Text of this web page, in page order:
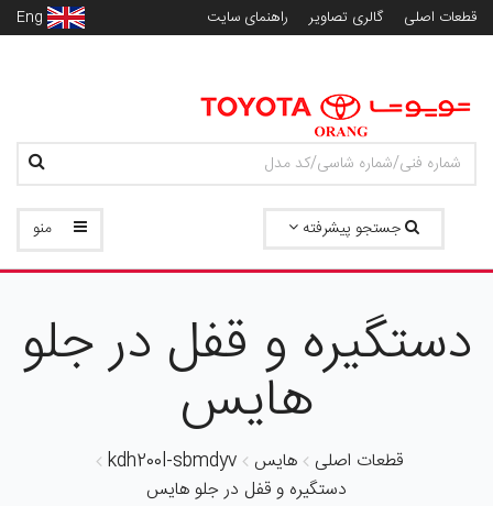
قطعات اصلی گالری تصاویر راهنمای سایت
جستجو پیشرفته منو
دستگیره و قفل در جلو
هایس
قطعات اصلی هایس
kdh200l-sbmdyv
دستگیره و قفل در جلو هایس